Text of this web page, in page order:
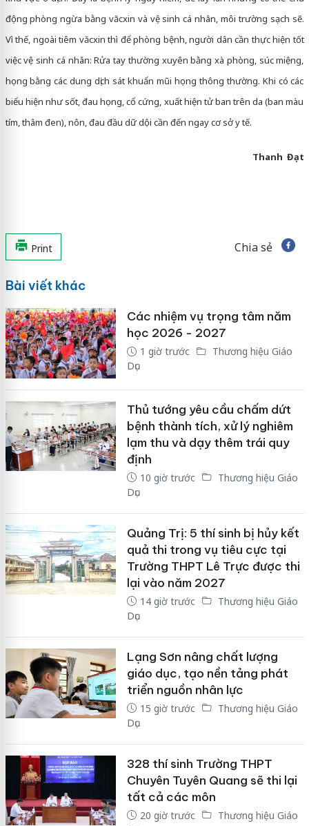
động phòng ngừa bằng văcxin và vệ sinh cá nhân, môi trường sạch sẽ.
Vì thế, ngoài tiêm văcxin thì để phòng bệnh, người dân cần thực hiện tốt
việc vệ sinh cá nhân: Rửa tay thường xuyên bằng xà phòng, súc miệng,
họng bằng các dung dịch sát khuẩn mũi họng thông thường. Khi có các
biểu hiện như sốt, đau họng, cổ cứng, xuất hiện tử ban trên da (ban màu
tím, thâm đen), nôn, đau đầu dữ dội cần đến ngay cơ sở y tế.
Thanh Đạt
Print Chia sẻ
Bài viết khác
Các nhiệm vụ trọng tâm năm
học 2026 - 2027
1 giờ trước
Thương hiệu Giáo
Dục
Thủ tướng yêu cầu chấm dứt
bệnh thành tích, xử lý nghiêm
lạm thu và dạy thêm trái quy
định
10 giờ trước
Thương hiệu Giáo
Dục
Quảng Trị: 5 thí sinh bị hủy kết
quả thi trong vụ tiêu cực tại
Trường THPT Lê Trực được thi
lại vào năm 2027
14 giờ trước
Thương hiệu Giáo
Dục
Lạng Sơn nâng chất lượng
giáo dục, tạo nền tảng phát
triển nguồn nhân lực
15 giờ trước
Thương hiệu Giáo
Dục
328 thí sinh Trường THPT
Chuyên Tuyên Quang sẽ thi lại
tất cả các môn
20 giờ trước
Thương hiệu Giáo